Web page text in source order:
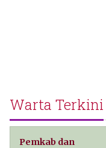
Warta Terkini
Pemkab dan